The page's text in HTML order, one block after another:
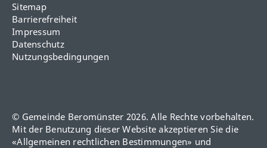
Sitemap
Barrierefreiheit
Impressum
Datenschutz
Nutzungsbedingungen
© Gemeinde Beromünster 2026. Alle Rechte vorbehalten.
Mit der Benutzung dieser Website akzeptieren Sie die
«Allgemeinen rechtlichen Bestimmungen» und